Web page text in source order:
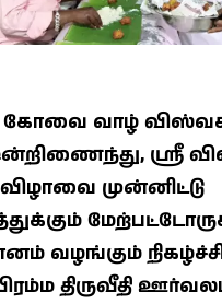
வாழ்
ஶ்ரீ
முன்னிட்டு
வழங்கும்
திருவீதி